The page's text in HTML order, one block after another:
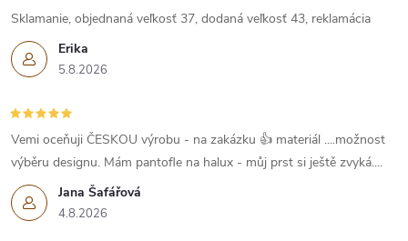
Erika
5.8.2026
Sklamanie, objednaná veľkosť 37, dodaná veľkosť 43, reklamácia
Jana Šafářová
4.8.2026
Vemi oceňuji ČESKOU výrobu - na zakázku 👍 materiál ....možnost
výběru designu. Mám pantofle na halux - můj prst si ještě zvyká....